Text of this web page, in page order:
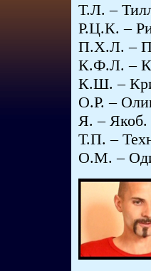
Т.Л. –
Р.Ц.К. –
П.Х.Л. –
К.Ф.Л. –
К.Ш. –
О.Р. –
Я. – Якоб.
Т.П. –
О.М. –